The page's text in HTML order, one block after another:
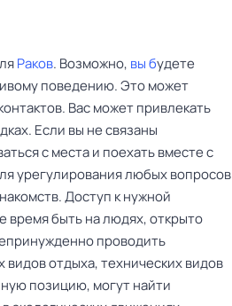
Раков. Возможно, вы будете
поведению. Это может
Вас может привлекать
Если вы не связаны
с места и поехать вместе с
урегулирования любых вопросов
Доступ к нужной
время быть на людях, открыто
проводить
отдыха, технических видов
позицию, могут найти